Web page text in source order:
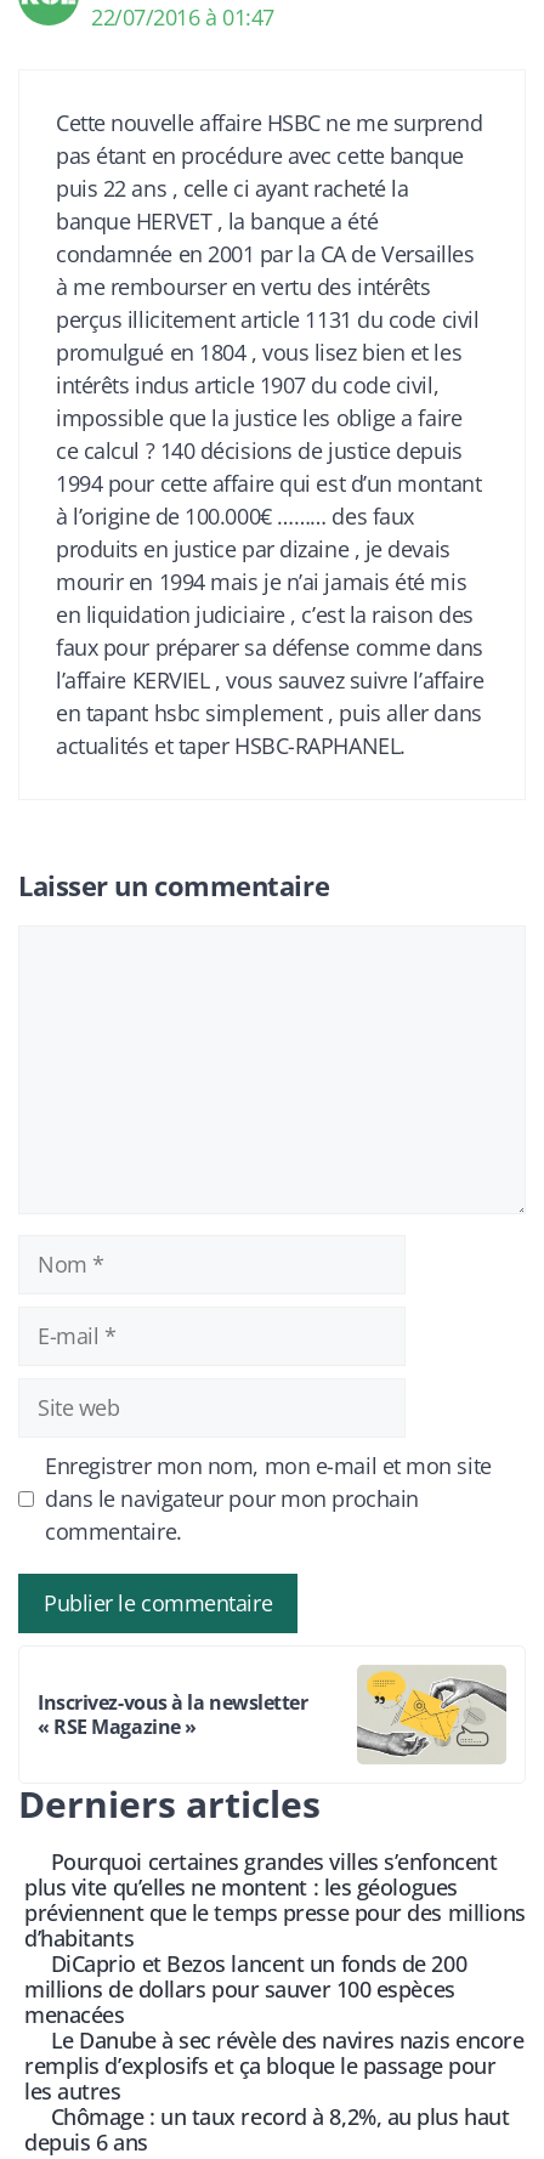
22/07/2016 à 01:47
Cette nouvelle affaire HSBC ne me surprend
pas étant en procédure avec cette banque
puis 22 ans , celle ci ayant racheté la
banque HERVET , la banque a été
condamnée en 2001 par la CA de Versailles
à me rembourser en vertu des intérêts
perçus illicitement article 1131 du code civil
promulgué en 1804 , vous lisez bien et les
intérêts indus article 1907 du code civil,
impossible que la justice les oblige a faire
ce calcul ? 140 décisions de justice depuis
1994 pour cette affaire qui est d’un montant
à l’origine de 100.000€ ……… des faux
produits en justice par dizaine , je devais
mourir en 1994 mais je n’ai jamais été mis
en liquidation judiciaire , c’est la raison des
faux pour préparer sa défense comme dans
l’affaire KERVIEL , vous sauvez suivre l’affaire
en tapant hsbc simplement , puis aller dans
actualités et taper HSBC-RAPHANEL.
Laisser un commentaire
mail
Site
web
Enregistrer mon nom, mon e-mail et mon site
dans le navigateur pour mon prochain
commentaire.
Inscrivez-vous à la newsletter
« RSE Magazine »
Derniers articles
Pourquoi certaines grandes villes s’enfoncent
plus vite qu’elles ne montent : les géologues
préviennent que le temps presse pour des millions
d’habitants
DiCaprio et Bezos lancent un fonds de 200
millions de dollars pour sauver 100 espèces
menacées
Le Danube à sec révèle des navires nazis encore
remplis d’explosifs et ça bloque le passage pour
les autres
Chômage : un taux record à 8,2%, au plus haut
depuis 6 ans